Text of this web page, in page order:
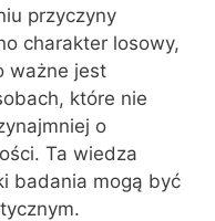
przyczyny
charakter losowy,
ważne jest
które nie
o
Ta wiedza
badania mogą być